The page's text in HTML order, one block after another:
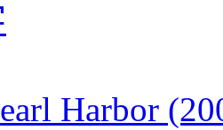
Harbor